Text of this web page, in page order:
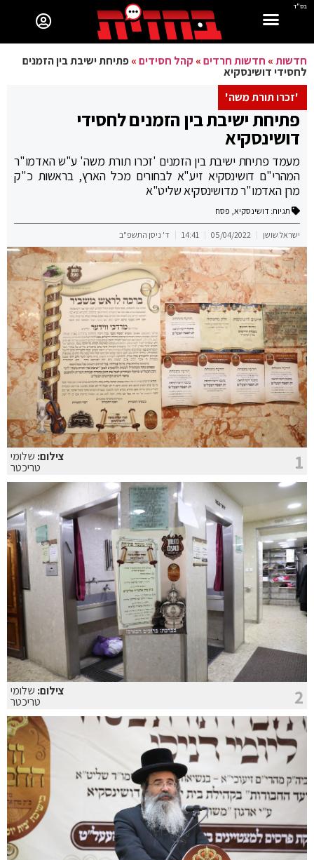
בס"ד
חדשות» חדשות חרדים» קהל חסידים»פתיחת ישיבת בין הזמנים
לחסידי דושינסקיא
'זכרו תורת משה'
פתיחת ישיבת בין הזמנים לחסידי
דושינסקיא
מעמד פתיחת ישיבת בין הזמנים 'זכרו תורת משה' ע"ש האדמו"ר
המהרי"ם דושינסקיא זיע"א לבחורים מכל הארץ, בראשות כ"ק
מרן האדמו"ר מדושינסקיא שליט"א
תגיות: דושינסקיא, פסח
ישראל שושן 05/04/2022
14:41 ד' ניסן התשפ"ב
1 צילום: שלומי
טריכטר
2 צילום: שלומי
טריכטר